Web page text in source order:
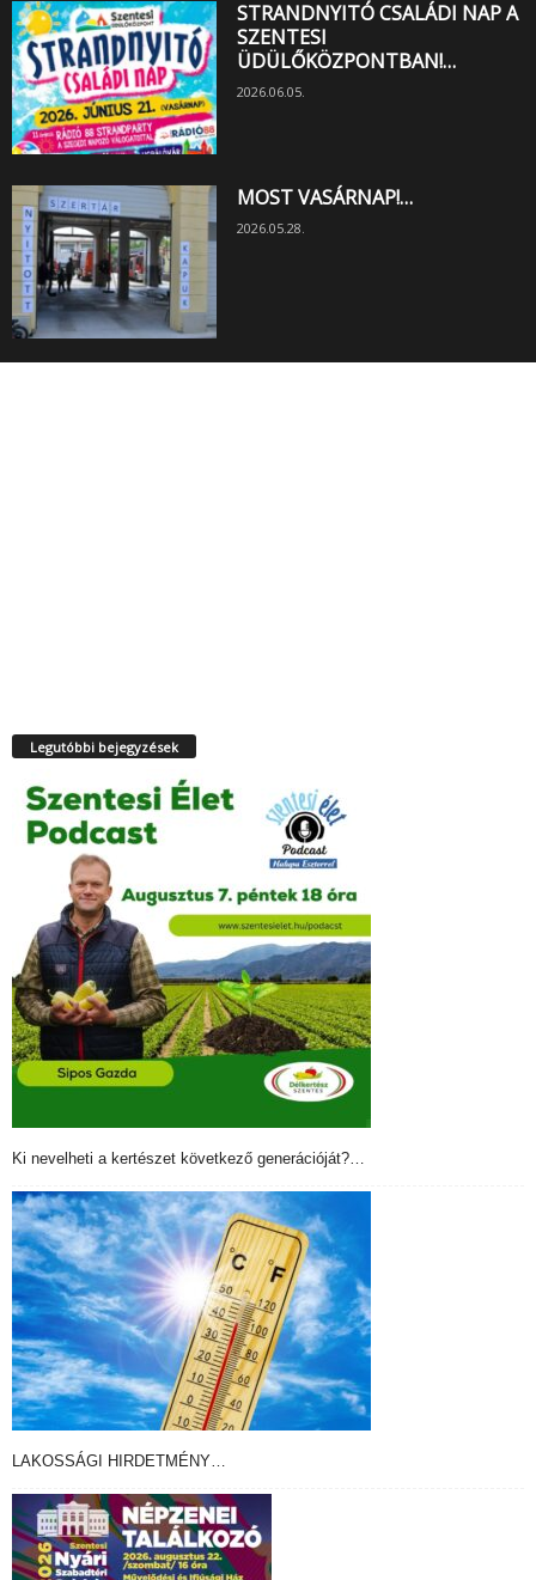
STRANDNYITÓ CSALÁDI NAP A
SZENTESI
ÜDÜLŐKÖZPONTBAN!…
2026.06.05.
MOST VASÁRNAP!…
2026.05.28.
Legutóbbi bejegyzések
Ki nevelheti a kertészet következő generációját?…
LAKOSSÁGI HIRDETMÉNY…